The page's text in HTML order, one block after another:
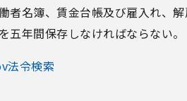
名簿、賃金台帳及び雇入れ、
五年間保存しなければならない。
法令検索